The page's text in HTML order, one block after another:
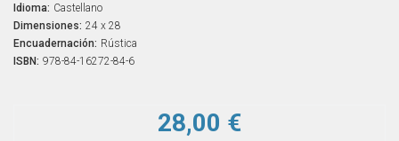
Idioma: Castellano
Dimensiones: 24 x 28
Encuadernación: Rústica
ISBN: 978-84-16272-84-6
28,00 €